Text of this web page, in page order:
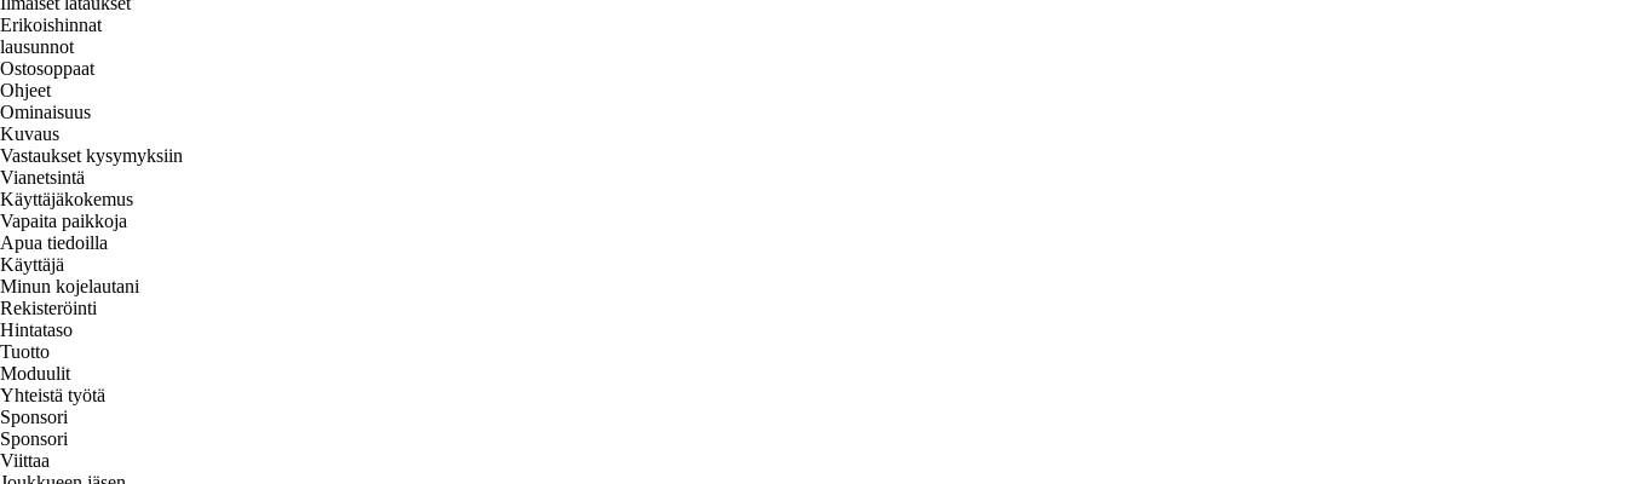
Erikoishinnat
lausunnot
Ostosoppaat
Ohjeet
Ominaisuus
Kuvaus
Vastaukset kysymyksiin
Vianetsintä
Käyttäjäkokemus
Vapaita paikkoja
Apua tiedoilla
Käyttäjä
Minun kojelautani
Rekisteröinti
Hintataso
Tuotto
Moduulit
Yhteistä työtä
Sponsori
Sponsori
Viittaa